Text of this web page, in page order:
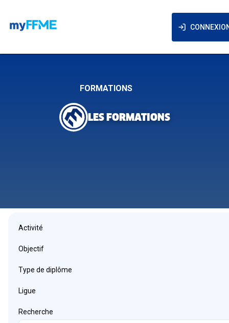
FORMATIONS
LES FORMATIONS
Activité
Objectif
Type de diplôme
Ligue
Recherche